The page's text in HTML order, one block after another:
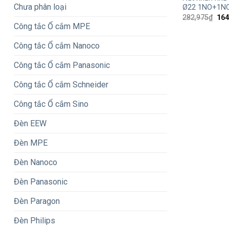
Chưa phân loại
Công tắc Ổ cắm MPE
Công tắc Ổ cắm Nanoco
Công tắc Ổ cắm Panasonic
Công tắc Ổ cắm Schneider
Công tắc Ổ cắm Sino
Đèn EEW
Đèn MPE
Đèn Nanoco
Đèn Panasonic
Đèn Paragon
Đèn Philips
Ø22
282,975₫ Giá